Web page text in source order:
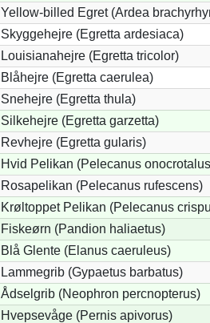
Yellow-billed Egret (Ardea
Skyggehejre (Egretta ardesiaca)
Louisianahejre (Egretta tricolor)
Blåhejre (Egretta caerulea)
Snehejre (Egretta thula)
Silkehejre (Egretta garzetta)
Revhejre (Egretta gularis)
Hvid Pelikan (Pelecanus
Rosapelikan (Pelecanus rufescens)
Krøltoppet Pelikan (Pelecanus
Fiskeørn (Pandion haliaetus)
Blå Glente (Elanus caeruleus)
Lammegrib (Gypaetus barbatus)
Ådselgrib (Neophron percnopterus)
Hvepsevåge (Pernis apivorus)